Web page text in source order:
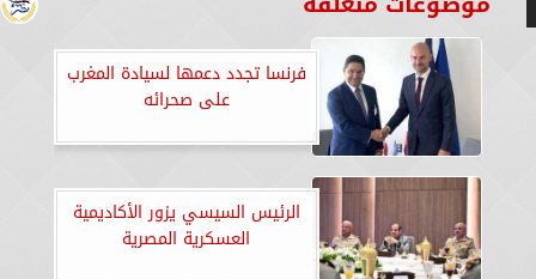
فرنسا تجدد دعمها لسيادة المغرب
على صحرائه
الرئيس السيسي يزور الأكاديمية
العسكرية المصرية